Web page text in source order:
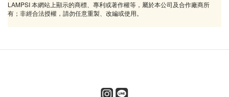
LAMPSI 本網站上顯示的商標、專利或著作權等，屬於本公司及合作廠商所
有；非經合法授權，請勿任意重製、改編或使用。